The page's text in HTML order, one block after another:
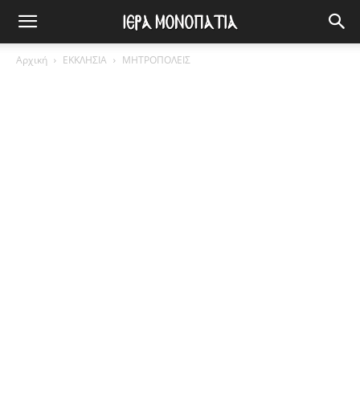
Αρχική ΕΚΚΛΗΣΙΑ ΜΗΤΡΟΠΟΛΕΙΣ